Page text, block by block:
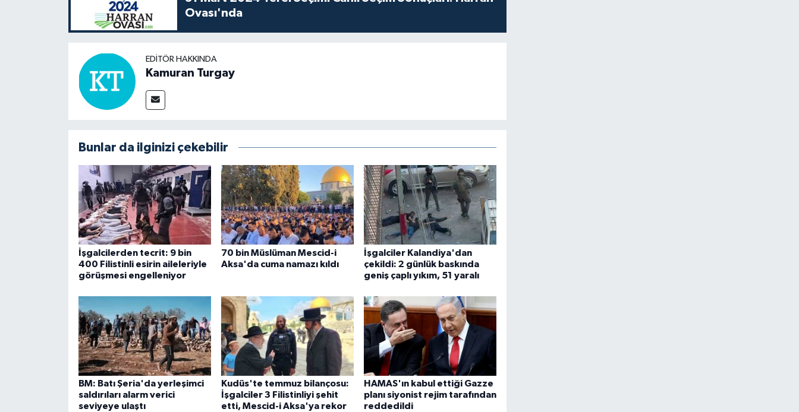
Ovası'nda
EDITÖR HAKKINDA
Kamuran Turgay
Bunlar da ilginizi çekebilir
İşgalcilerden tecrit: 9 bin
400 Filistinli esirin aileleriyle
görüşmesi engelleniyor
70 bin Müslüman Mescid-i
Aksa'da cuma namazı kıldı
İşgalciler Kalandiya'dan
çekildi: 2 günlük baskında
geniş çaplı yıkım, 51 yaralı
BM: Batı Şeria'da yerleşimci
saldırıları alarm verici
seviyeye ulaştı
Kudüs'te temmuz bilançosu:
İşgalciler 3 Filistinliyi şehit
etti, Mescid-i Aksa'ya rekor
HAMAS'ın kabul ettiği Gazze
planı siyonist rejim tarafından
reddedildi